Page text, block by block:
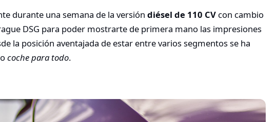
durante una semana de la versión diésel de 110 CV con cambio
DSG para poder mostrarte de primera mano las impresiones
la posición aventajada de estar entre varios segmentos se ha
coche para todo.